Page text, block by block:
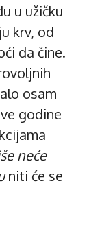
u užičku
krv, od
da čine.
osam
godine
neće
niti će se